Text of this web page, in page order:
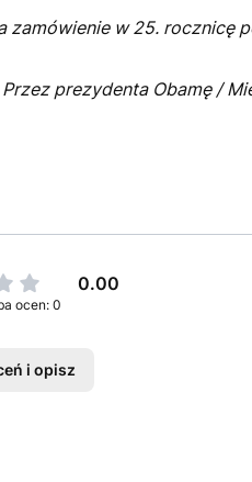
zamówienie w 25.
prezydenta Obamę /
0.00
ocen: 0
i opisz